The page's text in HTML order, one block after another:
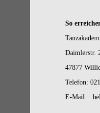
So
Daimlerstr.
47877
Telefon:
E-Mail :